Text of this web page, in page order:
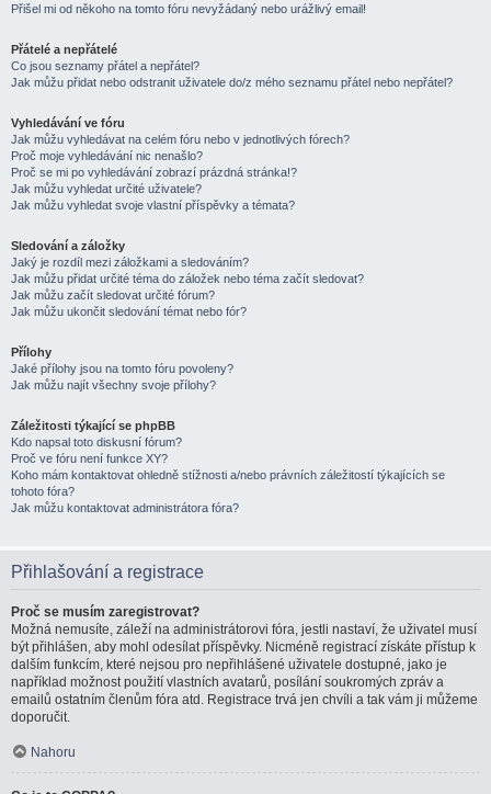
Přišel mi od někoho na tomto fóru nevyžádaný nebo urážlivý email!
Přátelé a nepřátelé
Co jsou seznamy přátel a nepřátel?
Jak můžu přidat nebo odstranit uživatele do/z mého seznamu přátel nebo nepřátel?
Vyhledávání ve fóru
Jak můžu vyhledávat na celém fóru nebo v jednotlivých fórech?
Proč moje vyhledávání nic nenašlo?
Proč se mi po vyhledávání zobrazí prázdná stránka!?
Jak můžu vyhledat určité uživatele?
Jak můžu vyhledat svoje vlastní příspěvky a témata?
Sledování a záložky
Jaký je rozdíl mezi záložkami a sledováním?
Jak můžu přidat určité téma do záložek nebo téma začít sledovat?
Jak můžu začít sledovat určité fórum?
Jak můžu ukončit sledování témat nebo fór?
Přílohy
Jaké přílohy jsou na tomto fóru povoleny?
Jak můžu najít všechny svoje přílohy?
Záležitosti týkající se phpBB
Kdo napsal toto diskusní fórum?
Proč ve fóru není funkce XY?
Koho mám kontaktovat ohledně stížnosti a/nebo právních záležitostí týkajících se
tohoto fóra?
Jak můžu kontaktovat administrátora fóra?
Přihlašování a registrace
Proč se musím zaregistrovat?
Možná nemusíte, záleží na administrátorovi fóra, jestli nastaví, že uživatel musí
být přihlášen, aby mohl odesílat příspěvky. Nicméně registrací získáte přístup k
dalším funkcím, které nejsou pro nepřihlášené uživatele dostupné, jako je
například možnost použití vlastních avatarů, posílání soukromých zpráv a
emailů ostatním členům fóra atd. Registrace trvá jen chvíli a tak vám ji můžeme
doporučit.
Nahoru